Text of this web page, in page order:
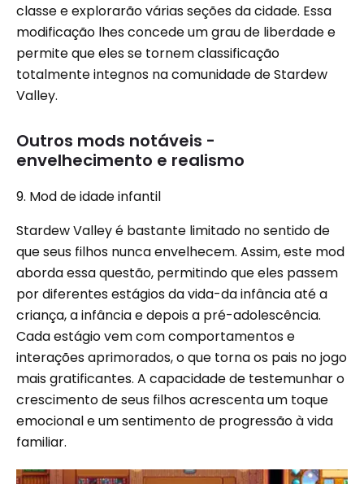
classe e explorarão várias seções da cidade. Essa
modificação lhes concede um grau de liberdade e
permite que eles se tornem classificação
totalmente integnos na comunidade de Stardew
Valley.
Outros mods notáveis ​​-
envelhecimento e realismo
9. Mod de idade infantil
Stardew Valley é bastante limitado no sentido de
que seus filhos nunca envelhecem. Assim, este mod
aborda essa questão, permitindo que eles passem
por diferentes estágios da vida-da infância até a
criança, a infância e depois a pré-adolescência.
Cada estágio vem com comportamentos e
interações aprimorados, o que torna os pais no jogo
mais gratificantes. A capacidade de testemunhar o
crescimento de seus filhos acrescenta um toque
emocional e um sentimento de progressão à vida
familiar.